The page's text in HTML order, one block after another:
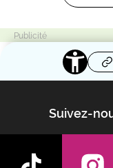
Suivez-